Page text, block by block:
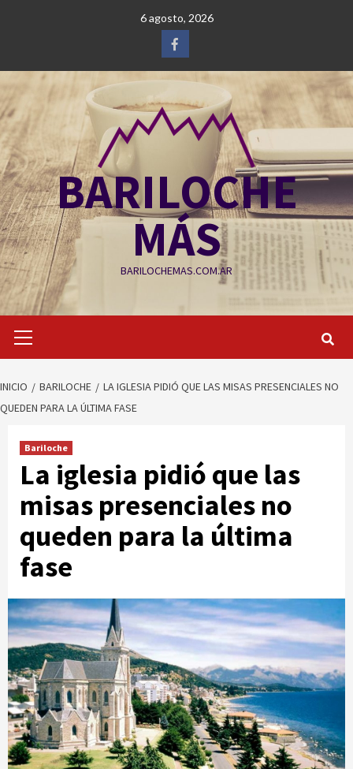
6 agosto, 2026
Facebook
BARILOCHE
MÁS
BARILOCHEMAS.COM.AR
primario
INICIO BARILOCHE
LA IGLESIA PIDIÓ QUE LAS MISAS PRESENCIALES NO
QUEDEN PARA LA ÚLTIMA FASE
Bariloche
La iglesia pidió que las
misas presenciales no
queden para la última
fase